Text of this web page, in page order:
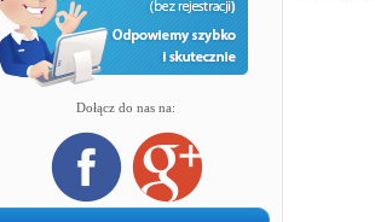
Dołącz do nas na: